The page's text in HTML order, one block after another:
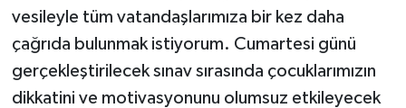
vesileyle tüm vatandaşlarımıza bir kez daha
çağrıda bulunmak istiyorum. Cumartesi günü
gerçekleştirilecek sınav sırasında çocuklarımızın
dikkatini ve motivasyonunu olumsuz etkileyecek